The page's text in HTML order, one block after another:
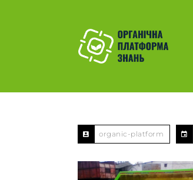
organic-platform